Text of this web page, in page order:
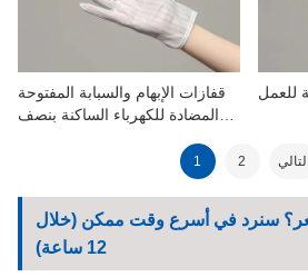
قفازات الإبهام والسبابة المفتوحة
المضادة للكهرباء الساكنة بنصف
للعمل
1 2 التالي
سنرد في أسرع وقت ممكن (خلال
12 ساعة)